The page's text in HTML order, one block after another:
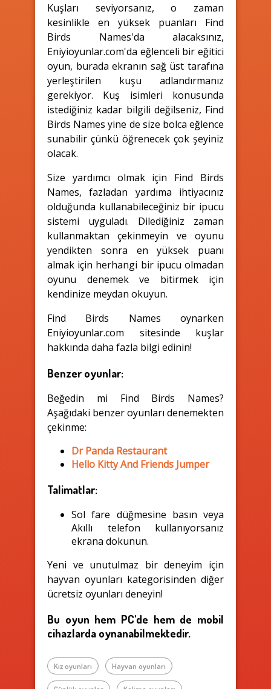
Kuşları seviyorsanız, o zaman
kesinlikle en yüksek puanları Find
Birds Names'da alacaksınız,
Eniyioyunlar.com'da eğlenceli bir eğitici
oyun, burada ekranın sağ üst tarafına
yerleştirilen kuşu adlandırmanız
gerekiyor. Kuş isimleri konusunda
istediğiniz kadar bilgili değilseniz, Find
Birds Names yine de size bolca eğlence
sunabilir çünkü öğrenecek çok şeyiniz
olacak.
Size yardımcı olmak için Find Birds
Names, fazladan yardıma ihtiyacınız
olduğunda kullanabileceğiniz bir ipucu
sistemi uyguladı. Dilediğiniz zaman
kullanmaktan çekinmeyin ve oyunu
yendikten sonra en yüksek puanı
almak için herhangi bir ipucu olmadan
oyunu denemek ve bitirmek için
kendinize meydan okuyun.
Find Birds Names oynarken
Eniyioyunlar.com sitesinde kuşlar
hakkında daha fazla bilgi edinin!
Benzer oyunlar:
Beğedin mi Find Birds Names?
Aşağıdaki benzer oyunları denemekten
çekinme:
Dr Panda Restaurant
Hello Kitty And Friends Jumper
Talimatlar:
Sol fare düğmesine basın veya
Akıllı telefon kullanıyorsanız
ekrana dokunun.
Yeni ve unutulmaz bir deneyim için
hayvan oyunları kategorisinden diğer
ücretsiz oyunları deneyin!
Bu oyun hem PC'de hem de mobil
cihazlarda oynanabilmektedir.
Kız oyunları Hayvan oyunları